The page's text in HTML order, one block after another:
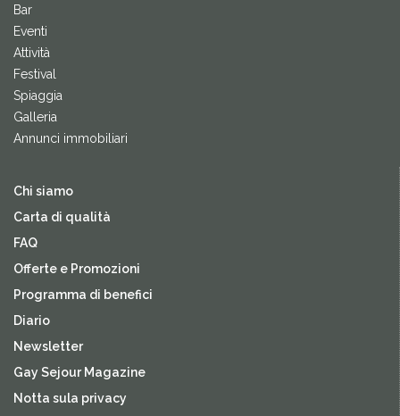
Bar
Eventi
Attività
Festival
Spiaggia
Galleria
Annunci immobiliari
Chi siamo
Carta di qualità
FAQ
Offerte e Promozioni
Programma di benefici
Diario
Newsletter
Gay Sejour Magazine
Notta sula privacy